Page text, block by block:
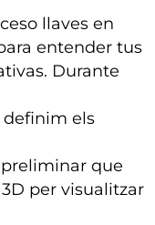
llaves en
entender tus
Durante
definim els
que
per visualitzar